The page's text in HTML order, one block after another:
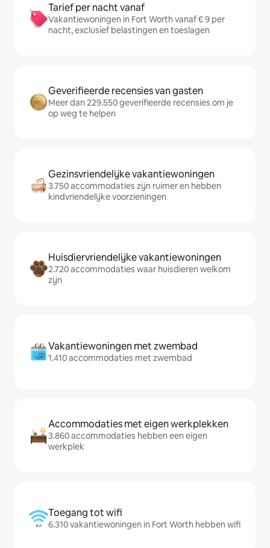
Tarief per nacht vanaf
Vakantiewoningen in Fort Worth vanaf € 9 per
nacht, exclusief belastingen en toeslagen
Geverifieerde recensies van gasten
Meer dan 229.550 geverifieerde recensies om je
op weg te helpen
Gezinsvriendelijke vakantiewoningen
3.750 accommodaties zijn ruimer en hebben
kindvriendelijke voorzieningen
Huisdiervriendelijke vakantiewoningen
2.720 accommodaties waar huisdieren welkom
zijn
Vakantiewoningen met zwembad
1.410 accommodaties met zwembad
Accommodaties met eigen werkplekken
3.860 accommodaties hebben een eigen
werkplek
Toegang tot wifi
6.310 vakantiewoningen in Fort Worth hebben wifi